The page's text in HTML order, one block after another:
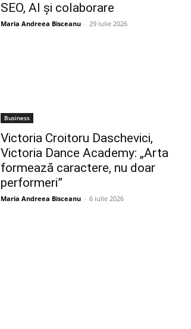
SEO, AI și colaborare
Maria Andreea Bisceanu - 29 iulie 2026
Business
Victoria Croitoru Daschevici,
Victoria Dance Academy: „Arta
formează caractere, nu doar
performeri”
Maria Andreea Bisceanu - 6 iulie 2026